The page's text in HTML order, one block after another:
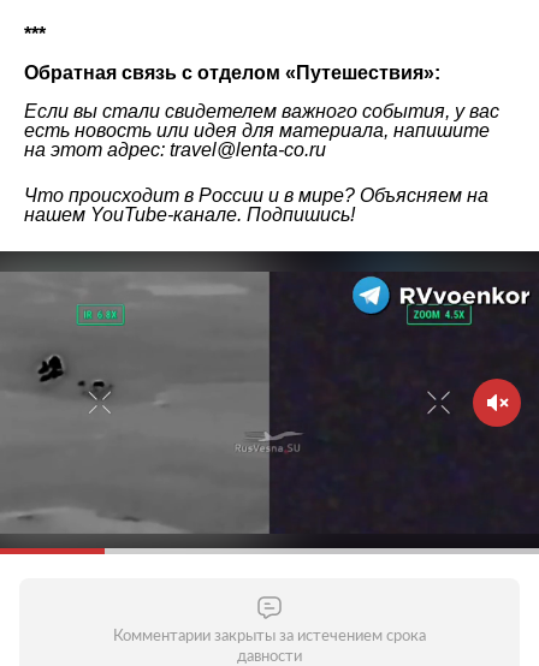
***
Обратная связь с отделом « Путешествия»:
Если вы стали свидетелем важного события, у вас
есть новость или идея для материала, напишите
на этот адрес: travel@lenta-co.ru
Что происходит в России и в мире? Объясняем на
нашем YouTube-канале. Подпишись!
Комментарии закрыты за истечением срока
давности